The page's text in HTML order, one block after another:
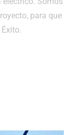
para que